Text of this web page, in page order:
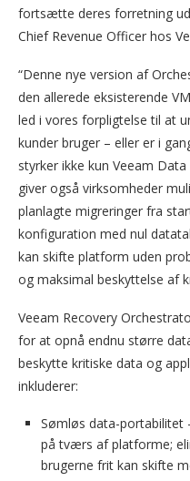
fortsætte deres forretning
Chief Revenue Officer hos
“Denne nye version af
den allerede eksisterende
led i vores forpligtelse til at
kunder bruger – eller er i
styrker ikke kun Veeam
giver også virksomheder
planlagte migreringer fra
konfiguration med nul
kan skifte platform uden
og maksimal beskyttelse af
Veeam Recovery
for at opnå endnu større
beskytte kritiske data og
inkluderer:
Sømløs data-portabilitet
på tværs af platforme;
brugerne frit kan skifte